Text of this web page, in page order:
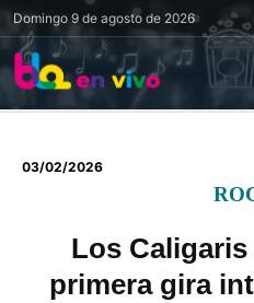
Domingo 9 de agosto de 2026
03/02/2026
Los
primera gira